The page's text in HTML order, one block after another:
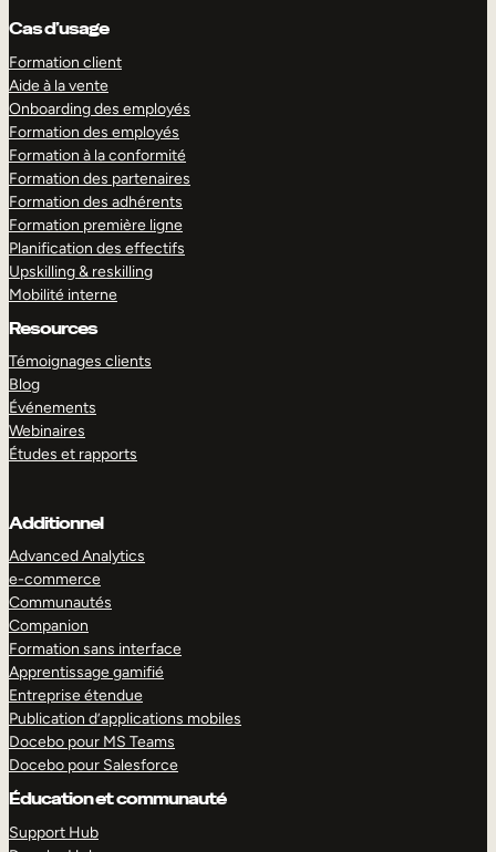
Cas d’usage
Formation client
Aide à la vente
Onboarding des employés
Formation des employés
Formation à la conformité
Formation des partenaires
Formation des adhérents
Formation première ligne
Planification des effectifs
Upskilling & reskilling
Mobilité interne
Resources
Témoignages clients
Blog
Événements
Webinaires
Études et rapports
Additionnel
Advanced Analytics
e-commerce
Communautés
Companion
Formation sans interface
Apprentissage gamifié
Entreprise étendue
Publication d’applications mobiles
Docebo pour MS Teams
Docebo pour Salesforce
Éducation et communauté
Support Hub